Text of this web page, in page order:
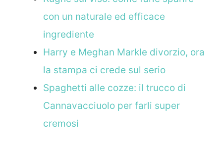
con un naturale ed efficace
ingrediente
Harry e Meghan Markle divorzio, ora
la stampa ci crede sul serio
Spaghetti alle cozze: il trucco di
Cannavacciuolo per farli super
cremosi